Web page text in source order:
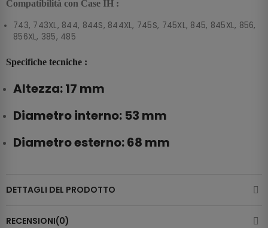
Compatibilità con Case IH :
743, 743XL, 844, 844S, 844XL, 745S, 745XL, 845, 845XL, 856,
856XL, 385, 485
Specifiche tecniche :
Altezza: 17 mm
Diametro interno: 53 mm
Diametro esterno: 68 mm
DETTAGLI DEL PRODOTTO
RECENSIONI(0)